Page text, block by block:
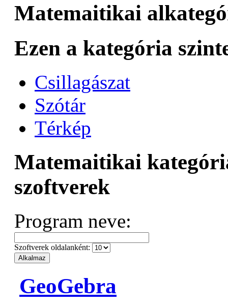
Matemaitikai
Ezen a kategória
Csillagászat
Szótár
Térkép
Matemaitikai
szoftverek
Program neve:
Szoftverek oldalanként:
GeoGebra